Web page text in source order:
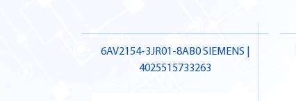
6AV2154-3JR01-8AB0 SIEMENS |
4025515733263